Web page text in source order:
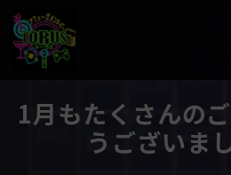
1月もたくさんの
うございま